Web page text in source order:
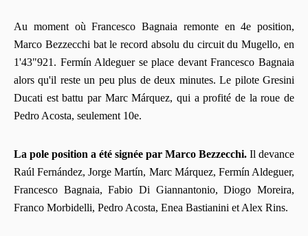
Au moment où Francesco Bagnaia remonte en 4e position,
Marco Bezzecchi bat le record absolu du circuit du Mugello, en
1'43"921. Fermín Aldeguer se place devant Francesco Bagnaia
alors qu'il reste un peu plus de deux minutes. Le pilote Gresini
Ducati est battu par Marc Márquez, qui a profité de la roue de
Pedro Acosta, seulement 10e.
La pole position a été signée par Marco Bezzecchi. Il devance
Raúl Fernández, Jorge Martín, Marc Márquez, Fermín Aldeguer,
Francesco Bagnaia, Fabio Di Giannantonio, Diogo Moreira,
Franco Morbidelli, Pedro Acosta, Enea Bastianini et Alex Rins.